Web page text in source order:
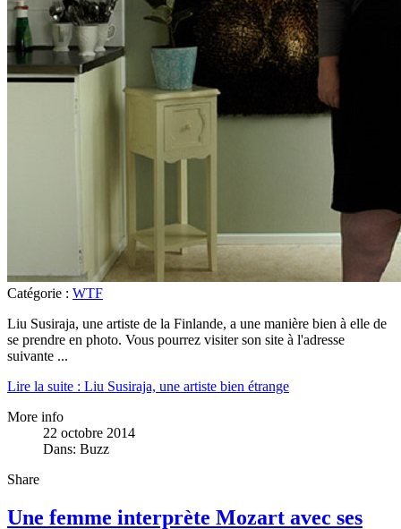
Catégorie : WTF
Liu Susiraja, une artiste de la Finlande, a une manière bien à elle de
se prendre en photo. Vous pourrez visiter son site à l'adresse
suivante ...
Lire la suite : Liu Susiraja, une artiste bien étrange
More info
22 octobre 2014
Dans: Buzz
Share
Une femme interprète Mozart avec ses